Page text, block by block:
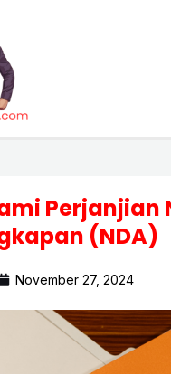
Perjanjian
(NDA)
November 27, 2024